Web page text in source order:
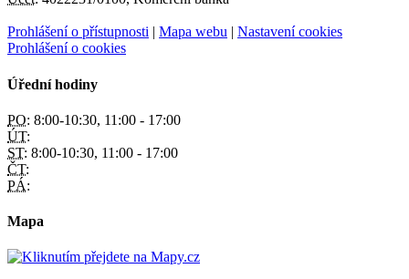
Prohlášení o přístupnosti | Mapa webu | Nastavení cookies
Prohlášení o cookies
Úřední hodiny
PO: 8:00-10:30, 11:00 - 17:00
ÚT:
ST: 8:00-10:30, 11:00 - 17:00
ČT:
PÁ:
Mapa